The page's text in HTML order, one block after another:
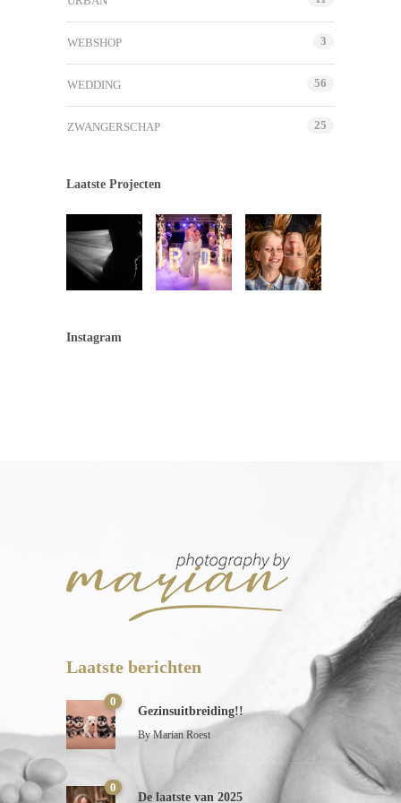
WEBSHOP 3
WEDDING 56
ZWANGERSCHAP 25
Laatste Projecten
Instagram
Laatste berichten
0
Gezinsuitbreiding!!
ByMarian Roest
0
De laatste van 2025